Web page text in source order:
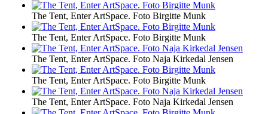
The Tent, Enter ArtSpace. Foto Birgitte Munk
The Tent, Enter ArtSpace. Foto Birgitte Munk
The Tent, Enter ArtSpace. Foto Naja Kirkedal Jensen
The Tent, Enter ArtSpace. Foto Birgitte Munk
The Tent, Enter ArtSpace. Foto Naja Kirkedal Jensen